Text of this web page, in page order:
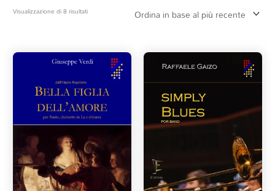
Clarinetto basso
Natale
QR base
QR esecuzione
Trascrizioni e Arrangiamenti
AZZERA
Visualizzazione di 8 risultatiOrdina
in